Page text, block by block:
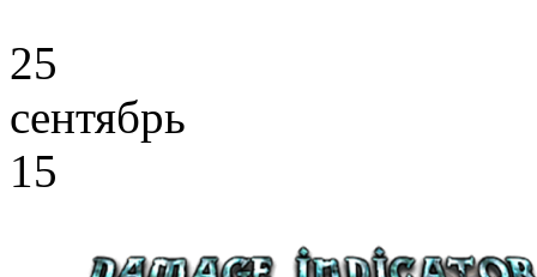
25
сентябрь
15